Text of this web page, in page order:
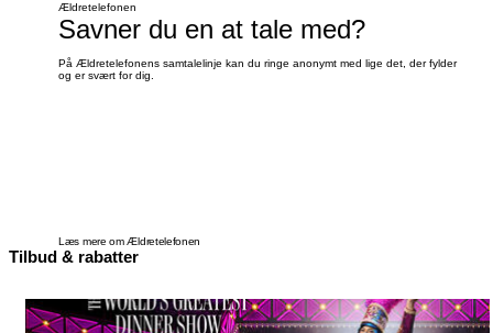
Ældretelefonen
Savner du en at tale med?
På Ældretelefonens samtalelinje kan du ringe anonymt med lige det, der fylder
og er svært for dig.
Læs mere om Ældretelefonen
Tilbud & rabatter